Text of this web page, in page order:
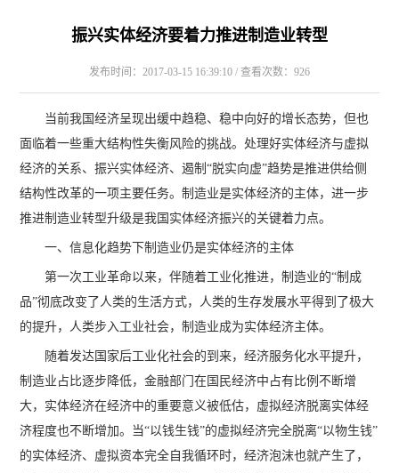
振兴实体经济要着力推进制造业转型
发布时间：2017-03-15 16:39:10 / 查看次数：926
当前我国经济呈现出缓中趋稳、稳中向好的增长态势，但也
面临着一些重大结构性失衡风险的挑战。处理好实体经济与虚拟
经济的关系、振兴实体经济、遏制“脱实向虚”趋势是推进供给侧
结构性改革的一项主要任务。制造业是实体经济的主体，进一步
推进制造业转型升级是我国实体经济振兴的关键着力点。
一、信息化趋势下制造业仍是实体经济的主体
第一次工业革命以来，伴随着工业化推进，制造业的“制成
品”彻底改变了人类的生活方式，人类的生存发展水平得到了极大
的提升，人类步入工业社会，制造业成为实体经济主体。
随着发达国家后工业化社会的到来，经济服务化水平提升，
制造业占比逐步降低，金融部门在国民经济中占有比例不断增
大，实体经济在经济中的重要意义被低估，虚拟经济脱离实体经
济程度也不断增加。当“以钱生钱”的虚拟经济完全脱离“以物生钱”
的实体经济、虚拟资本完全自我循环时，经济泡沫也就产生了，